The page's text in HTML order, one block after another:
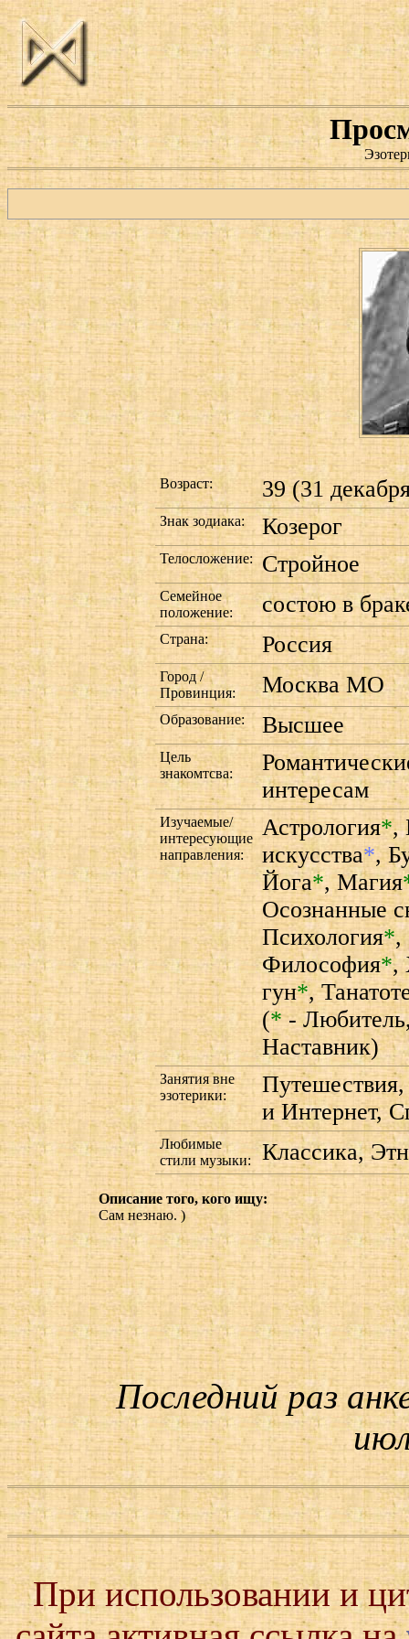
Возраст: 39 (31
Знак зодиака: Козерог
Телосложение: Стройное
Семейное
положение:
состою в
Страна: Россия
Город /
Провинция:
Москва МО
Образование: Высшее
Цель
знакомтсва:
интересам
Изучаемые/
интересующие
направления:
Астрология*,
искусства*,
Йога*, Магия
Осознанные
Психология*,
Философия*,
гун*,
(*-
Наставник)
Занятия вне
эзотерики:
и Интернет,
Любимые
стили музыки:
Классика,
Описание того, кого ищу:
Сам незнаю. )
Последний раз
При использовании и